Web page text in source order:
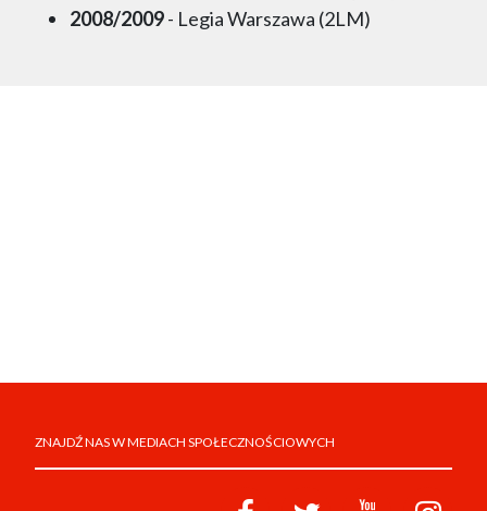
2008/2009- Legia Warszawa (2LM)
ZNAJDŹ NAS W MEDIACH SPOŁECZNOŚCIOWYCH